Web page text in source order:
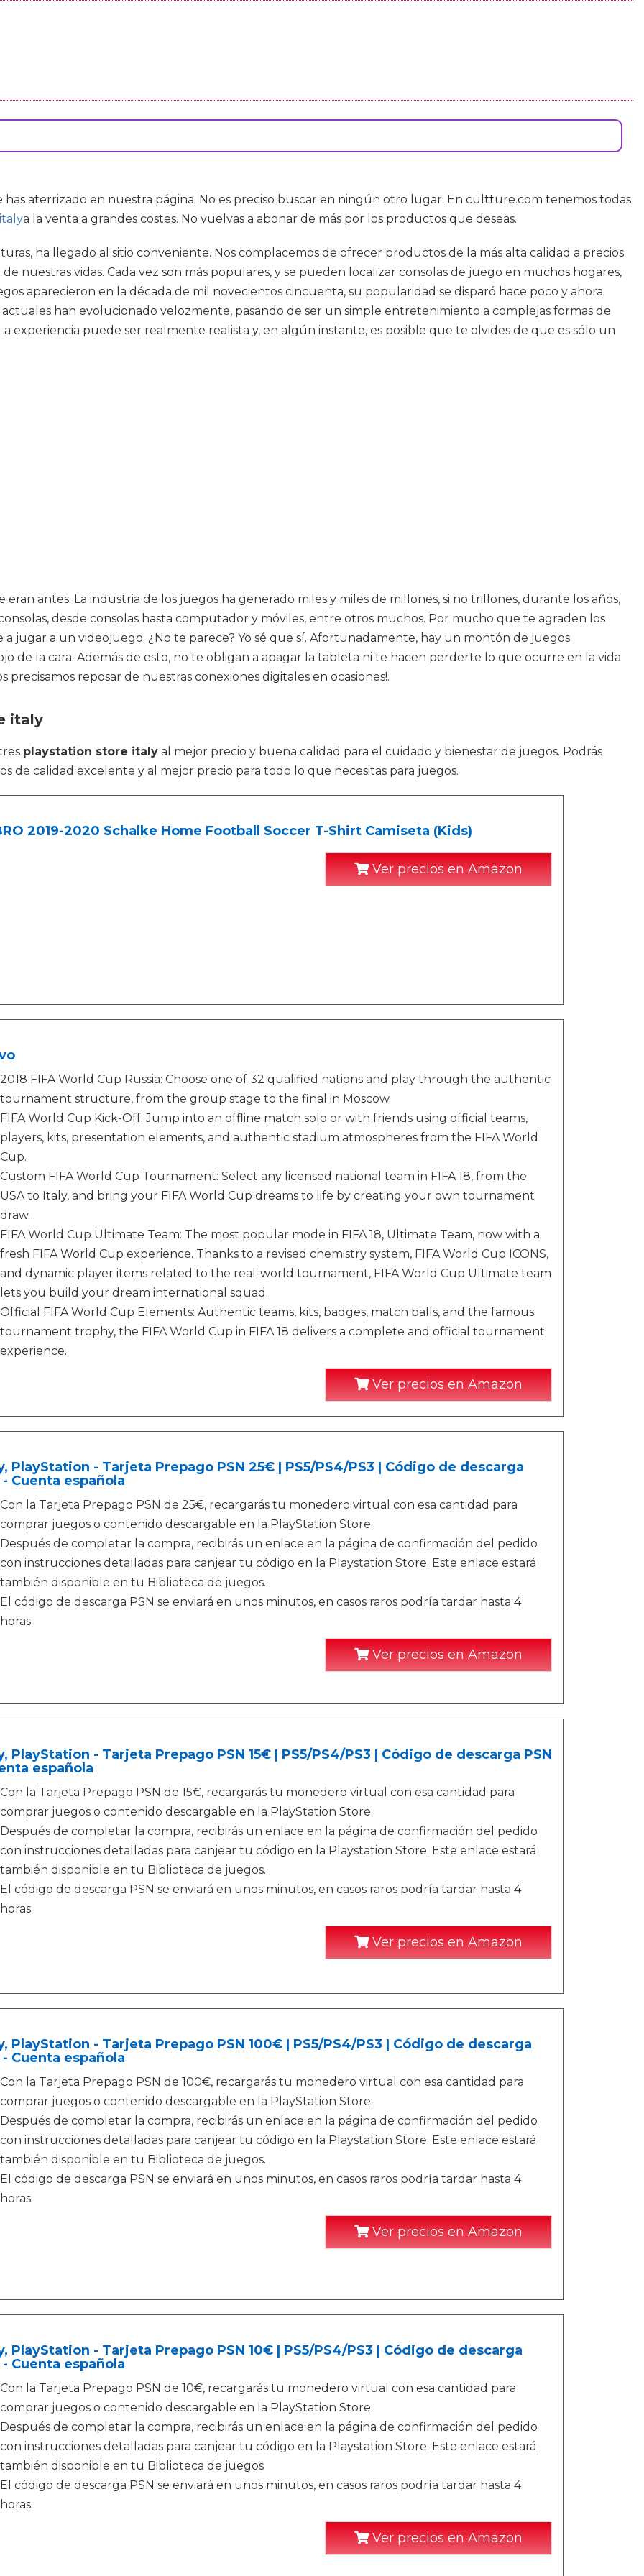
aterrizado en nuestra página. No es preciso buscar en ningún otro lugar. En cultture.com tenemos todas
a la venta a grandes costes. No vuelvas a abonar de más por los productos que deseas.
ha llegado al sitio conveniente. Nos complacemos de ofrecer productos de la más alta calidad a precios
nuestras vidas. Cada vez son más populares, y se pueden localizar consolas de juego en muchos hogares,
aparecieron en la década de mil novecientos cincuenta, su popularidad se disparó hace poco y ahora
han evolucionado velozmente, pasando de ser un simple entretenimiento a complejas formas de
experiencia puede ser realmente realista y, en algún instante, es posible que te olvides de que es sólo un
antes. La industria de los juegos ha generado miles y miles de millones, si no trillones, durante los años,
desde consolas hasta computador y móviles, entre otros muchos. Por mucho que te agraden los
jugar a un videojuego. ¿No te parece? Yo sé que sí. Afortunadamente, hay un montón de juegos
de la cara. Además de esto, no te obligan a apagar la tableta ni te hacen perderte lo que ocurre en la vida
reposar de nuestras conexiones digitales en ocasiones!.
italy
playstation store italy al mejor precio y buena calidad para el cuidado y bienestar de juegos. Podrás
de calidad excelente y al mejor precio para todo lo que necesitas para juegos.
2019-2020 Schalke Home Football Soccer T-Shirt Camiseta (Kids)
Ver precios en Amazon
2018 FIFA World Cup Russia: Choose one of 32 qualified nations and play through the authentic
tournament structure, from the group stage to the final in Moscow.
FIFA World Cup Kick-Off: Jump into an offline match solo or with friends using official teams,
players, kits, presentation elements, and authentic stadium atmospheres from the FIFA World
Cup.
Custom FIFA World Cup Tournament: Select any licensed national team in FIFA 18, from the
USA to Italy, and bring your FIFA World Cup dreams to life by creating your own tournament
draw.
FIFA World Cup Ultimate Team: The most popular mode in FIFA 18, Ultimate Team, now with a
fresh FIFA World Cup experience. Thanks to a revised chemistry system, FIFA World Cup ICONS,
and dynamic player items related to the real-world tournament, FIFA World Cup Ultimate team
lets you build your dream international squad.
Official FIFA World Cup Elements: Authentic teams, kits, badges, match balls, and the famous
tournament trophy, the FIFA World Cup in FIFA 18 delivers a complete and official tournament
experience.
Ver precios en Amazon
PlayStation - Tarjeta Prepago PSN 25€ | PS5/PS4/PS3 | Código de descarga
- Cuenta española
Con la Tarjeta Prepago PSN de 25€, recargarás tu monedero virtual con esa cantidad para
comprar juegos o contenido descargable en la PlayStation Store.
Después de completar la compra, recibirás un enlace en la página de confirmación del pedido
con instrucciones detalladas para canjear tu código en la Playstation Store. Este enlace estará
también disponible en tu Biblioteca de juegos.
El código de descarga PSN se enviará en unos minutos, en casos raros podría tardar hasta 4
horas
Ver precios en Amazon
PlayStation - Tarjeta Prepago PSN 15€ | PS5/PS4/PS3 | Código de descarga PSN
española
Con la Tarjeta Prepago PSN de 15€, recargarás tu monedero virtual con esa cantidad para
comprar juegos o contenido descargable en la PlayStation Store.
Después de completar la compra, recibirás un enlace en la página de confirmación del pedido
con instrucciones detalladas para canjear tu código en la Playstation Store. Este enlace estará
también disponible en tu Biblioteca de juegos.
El código de descarga PSN se enviará en unos minutos, en casos raros podría tardar hasta 4
horas
Ver precios en Amazon
PlayStation - Tarjeta Prepago PSN 100€ | PS5/PS4/PS3 | Código de descarga
- Cuenta española
Con la Tarjeta Prepago PSN de 100€, recargarás tu monedero virtual con esa cantidad para
comprar juegos o contenido descargable en la PlayStation Store.
Después de completar la compra, recibirás un enlace en la página de confirmación del pedido
con instrucciones detalladas para canjear tu código en la Playstation Store. Este enlace estará
también disponible en tu Biblioteca de juegos.
El código de descarga PSN se enviará en unos minutos, en casos raros podría tardar hasta 4
horas
Ver precios en Amazon
PlayStation - Tarjeta Prepago PSN 10€ | PS5/PS4/PS3 | Código de descarga
- Cuenta española
Con la Tarjeta Prepago PSN de 10€, recargarás tu monedero virtual con esa cantidad para
comprar juegos o contenido descargable en la PlayStation Store.
Después de completar la compra, recibirás un enlace en la página de confirmación del pedido
con instrucciones detalladas para canjear tu código en la Playstation Store. Este enlace estará
también disponible en tu Biblioteca de juegos
El código de descarga PSN se enviará en unos minutos, en casos raros podría tardar hasta 4
horas
Ver precios en Amazon